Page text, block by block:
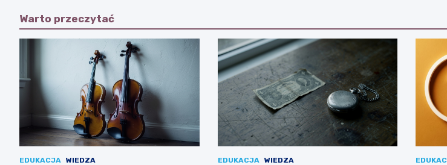
Warto przeczytać
EDUKACJA WIEDZA EDUKACJA WIEDZA